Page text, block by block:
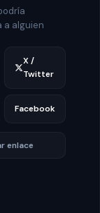
a alguien
X /
Twitter
Facebook
enlace